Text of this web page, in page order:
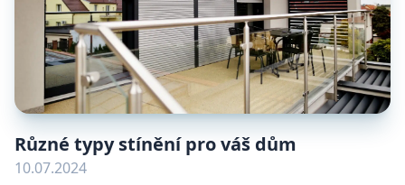
Různé typy stínění pro váš dům
10.07.2024